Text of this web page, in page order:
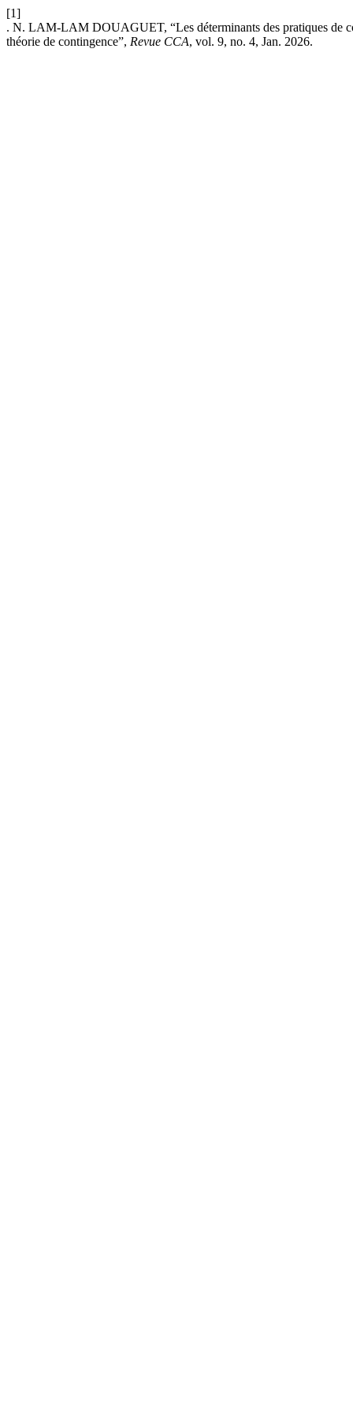
[1]
. N. LAM-LAM DOUAGUET, “Les déterminants des pratiques de
théorie de contingence”, Revue CCA, vol. 9, no. 4, Jan. 2026.